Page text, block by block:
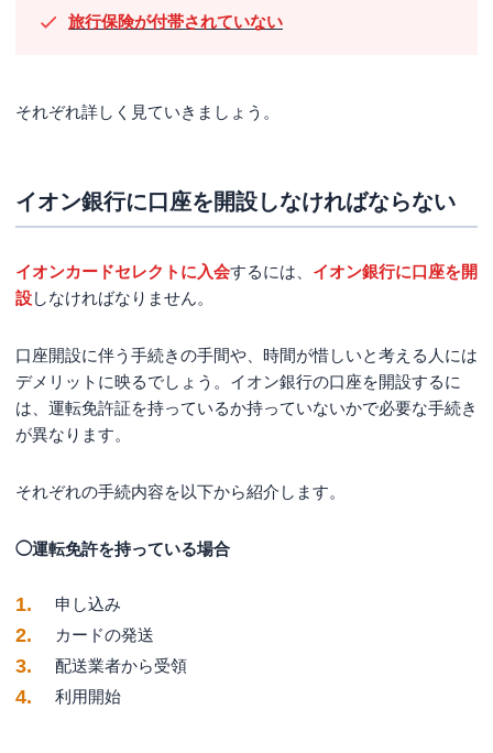
旅行保険が付帯されていない
それぞれ詳しく見ていきましょう。
イオン銀行に口座を開設しなければならない
イオンカードセレクトに入会するには、 イオン銀行に口座を開
設しなければなりません。
口座開設に伴う手続きの手間や、時間が惜しいと考える人には
デメリットに映るでしょう。イオン銀行の口座を開設するに
は、運転免許証を持っているか持っていないかで必要な手続き
が異なります。
それぞれの手続内容を以下から紹介します。
◯運転免許を持っている場合
申し込み
カードの発送
配送業者から受領
利用開始